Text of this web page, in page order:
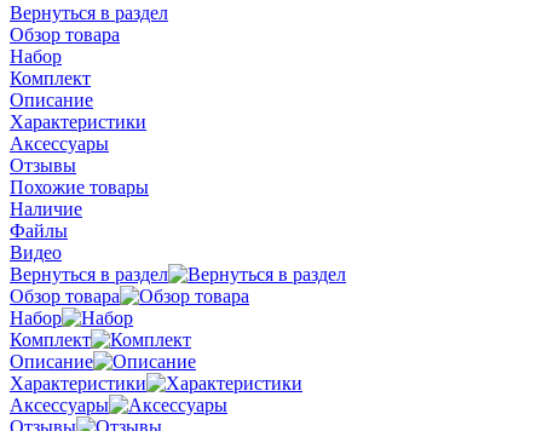
Вернуться в раздел
Обзор товара
Набор
Комплект
Описание
Характеристики
Аксессуары
Отзывы
Похожие товары
Наличие
Файлы
Видео
Вернуться в раздел
Обзор товара
Набор
Комплект
Описание
Характеристики
Аксессуары
Отзывы